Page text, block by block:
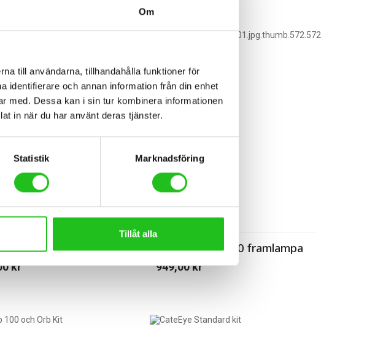
Om
till användarna, tillhandahålla funktioner för
identifierare och annan information från din enhet
med. Dessa kan i sin tur kombinera informationen
in när du har använt deras tjänster.
Statistik Marknadsföring
Tillåt alla
Blinder 600 framlampa
kr
Knog Blinder 900 framlampa
949,00kr